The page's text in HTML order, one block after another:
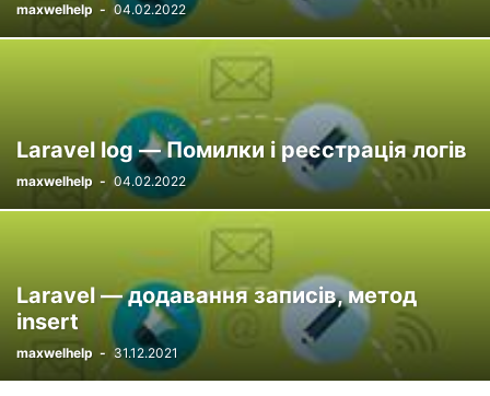
maxwelhelp - 04.02.2022
Laravel log — Помилки і реєстрація логів
maxwelhelp - 04.02.2022
Laravel — додавання записів, метод
insert
maxwelhelp - 31.12.2021